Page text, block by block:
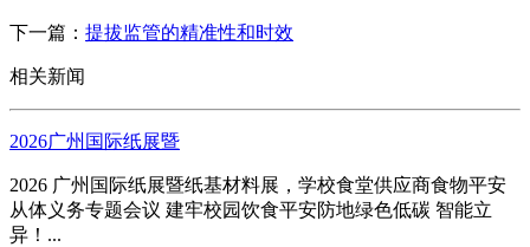
下一篇： 提拔监管的精准性和时效
相关新闻
2026广州国际纸展暨
2026 广州国际纸展暨纸基材料展，学校食堂供应商食物平安
从体义务专题会议 建牢校园饮食平安防地绿色低碳 智能立
异！...